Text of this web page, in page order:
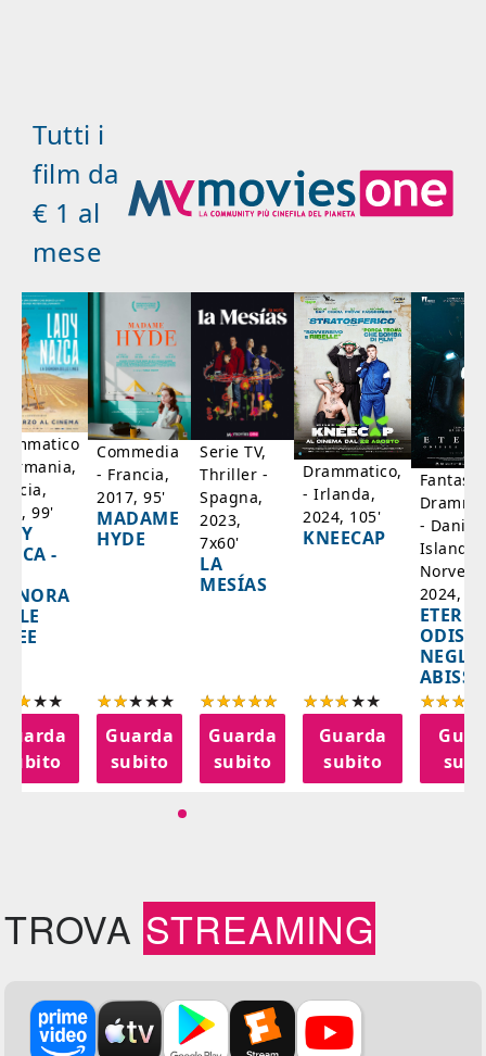
Tutti i
film da
€ 1 al
mese
99'
-
subito
Commedia
- Francia,
2017, 95'
MADAME
HYDE
Guarda
subito
Serie TV,
Thriller -
Spagna,
2023,
7x60'
LA
MESÍAS
Guarda
subito
Drammatico,
- Irlanda,
2024, 105'
KNEECAP
Guarda
subito
-
Islanda,
2024,
NEGLI
ABISSI
TROVA STREAMING